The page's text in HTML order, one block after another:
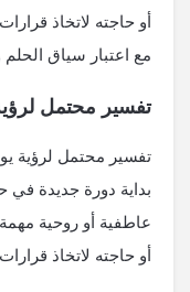
أو حاجته لاتخاذ
مع اعتبار سياق
تفسير محتمل
تفسير محتمل لرؤية
بداية دورة جديدة
عاطفية أو روحية
أو حاجته لاتخاذ